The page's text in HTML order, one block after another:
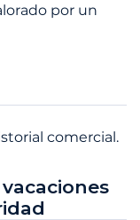
por un
comercial.